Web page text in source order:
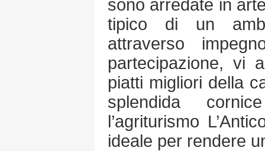
sono arredate in
tipico di un
attraverso
partecipazione, vi
piatti migliori della
splendida
l’agriturismo
ideale per rendere